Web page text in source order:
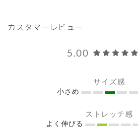
カスタマーレビュー
5.00
サイズ感
小さめ
ストレッチ感
よく伸びる